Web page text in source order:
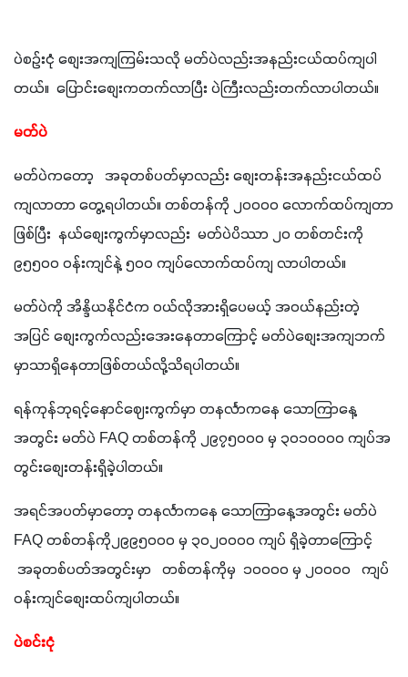
ပဲစဥ်းငုံ စျေးအကျကြမ်းသလို မတ်ပဲလည်းအနည်းငယ်ထပ်ကျပါ
တယ်။  ပြောင်းစျေးကတက်လာပြီး ပဲကြီးလည်းတက်လာပါတယ်။
မတ်ပဲ
မတ်ပဲကတော့   အခုတစ်ပတ်မှာလည်း စျေးတန်းအနည်းငယ်ထပ်
ကျလာတာ တွေ့ရပါတယ်။ တစ်တန်ကို ၂၀၀၀၀ လောက်ထပ်ကျတာ
ဖြစ်ပြီး  နယ်စျေးကွက်မှာလည်း  မတ်ပဲပိဿာ ၂၀ တစ်တင်းကို
၉၅၅၀၀ ဝန်းကျင်နဲ့ ၅၀၀ ကျပ်လောက်ထပ်ကျ လာပါတယ်။
မတ်ပဲကို အိန္ဒိယနိုင်ငံက ဝယ်လိုအားရှိပေမယ့် အ၀ယ်နည်းတဲ့
အပြင် စျေးကွက်လည်းအေးနေတာကြောင့် မတ်ပဲစျေးအကျဘက်
မှာသာရှိနေတာဖြစ်တယ်လို့သိရပါတယ်။
ရန်ကုန်ဘုရင့်နောင်ဈေးကွက်မှာ တနင်္လာကနေ သောကြာနေ့
အတွင်း မတ်ပဲ FAQ တစ်တန်ကို ၂၉၇၅၀၀၀ မှ ၃၀၁၀၀၀၀ ကျပ်အ
တွင်းစျေးတန်းရှိခဲ့ပါတယ်။
အရင်အပတ်မှာတော့ တနင်္လာကနေ သောကြာနေ့အတွင်း မတ်ပဲ
FAQ တစ်တန်ကို၂၉၉၅၀၀၀ မှ ၃၀၂၀၀၀၀ ကျပ် ရှိခဲ့တာကြောင့်
အခုတစ်ပတ်အတွင်းမှာ   တစ်တန်ကိုမှ  ၁၀၀၀၀ မှ ၂၀၀၀၀   ကျပ်
ဝန်းကျင်စျေးထပ်ကျပါတယ်။
ပဲစင်းငုံ